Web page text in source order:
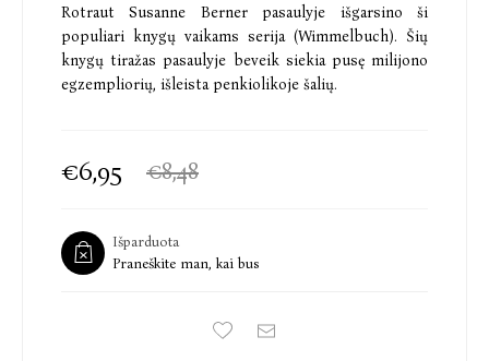
Rotraut Susanne Berner pasaulyje išgarsino ši
populiari knygų vaikams serija (Wimmelbuch). Šių
knygų tiražas pasaulyje beveik siekia pusę milijono
egzempliorių, išleista penkiolikoje šalių.
€6,95 €8,48
Išparduota
Praneškite man, kai bus